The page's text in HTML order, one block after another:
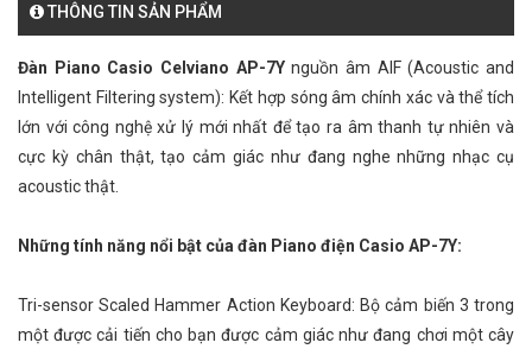
THÔNG TIN SẢN PHẨM
Đàn Piano Casio Celviano AP-7Ynguồn âm AIF (Acoustic and
Intelligent Filtering system): Kết hợp sóng âm chính xác và thể tích
lớn với công nghệ xử lý mới nhất để tạo ra âm thanh tự nhiên và
cực kỳ chân thật, tạo cảm giác như đang nghe những nhạc cụ
acoustic thật.
Những tính năng nổi bật của đàn Piano điện Casio AP-7Y:
Tri-sensor Scaled Hammer Action Keyboard: Bộ cảm biến 3 trong
một được cải tiến cho bạn được cảm giác như đang chơi một cây